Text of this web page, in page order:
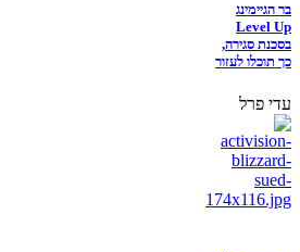
בר הגיימינג
Level Up
בסכנת סגירה,
כך תוכלו לעזור
עדי פרל